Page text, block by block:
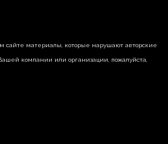
сайте материалы, которые нарушают авторские
компании или организации, пожалуйста,